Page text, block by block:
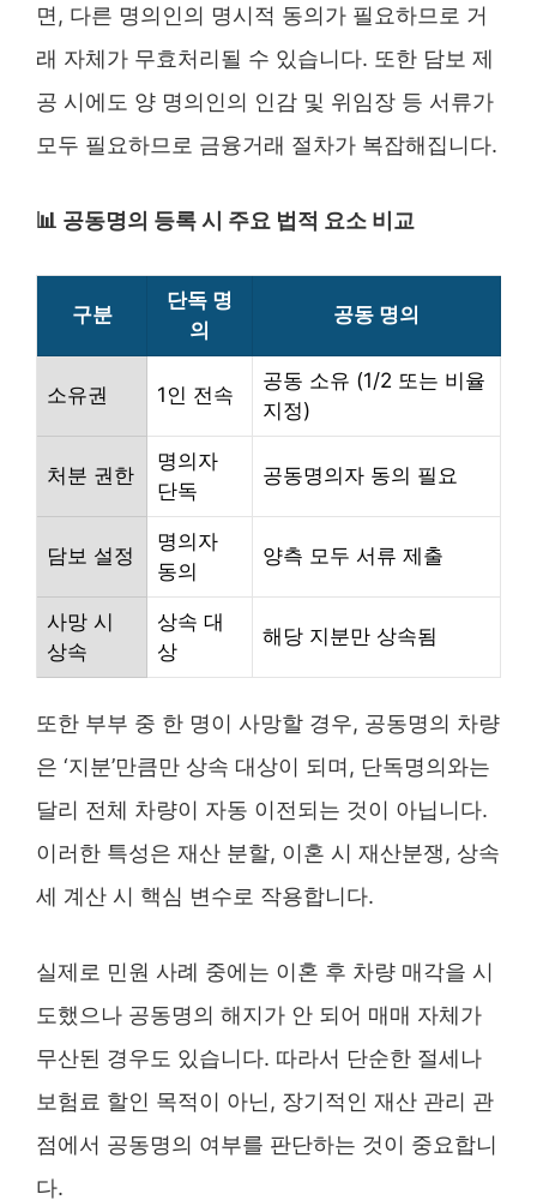
면, 다른 명의인의 명시적 동의가 필요하므로 거
래 자체가 무효처리될 수 있습니다. 또한 담보 제
공 시에도 양 명의인의 인감 및 위임장 등 서류가
모두 필요하므로 금융거래 절차가 복잡해집니다.
📊 공동명의 등록 시 주요 법적 요소 비교
구분
단독 명
의
공동 명의
소유권 1인 전속
공동 소유 (1/2 또는 비율
지정)
처분 권한
명의자
단독
공동명의자 동의 필요
담보 설정
명의자
동의
양측 모두 서류 제출
사망 시
상속
상속 대
상
해당 지분만 상속됨
또한 부부 중 한 명이 사망할 경우, 공동명의 차량
은 ‘지분’만큼만 상속 대상이 되며, 단독명의와는
달리 전체 차량이 자동 이전되는 것이 아닙니다.
이러한 특성은 재산 분할, 이혼 시 재산분쟁, 상속
세 계산 시 핵심 변수로 작용합니다.
실제로 민원 사례 중에는 이혼 후 차량 매각을 시
도했으나 공동명의 해지가 안 되어 매매 자체가
무산된 경우도 있습니다. 따라서 단순한 절세나
보험료 할인 목적이 아닌, 장기적인 재산 관리 관
점에서 공동명의 여부를 판단하는 것이 중요합니
다.